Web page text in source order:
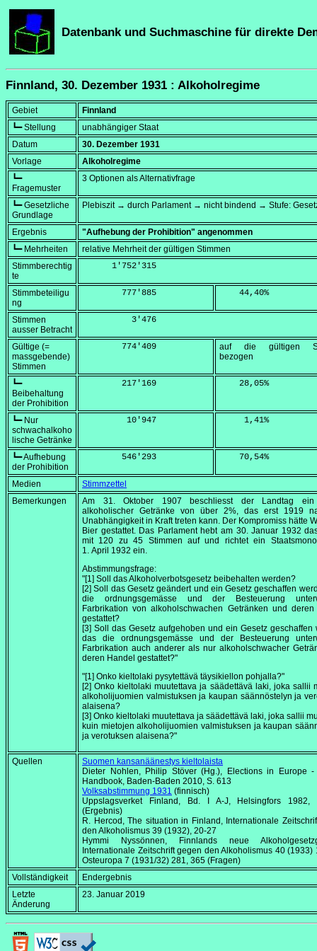
Datenbank und Suchmaschine für direkte
Finnland, 30. Dezember 1931 : Alkoholregime
Gebiet
Finnland
┗━ Stellung
unabhängiger Staat
Datum
30. Dezember 1931
Vorlage
Alkoholregime
┗━
Fragemuster
3 Optionen als Alternativfrage
┗━ Gesetzliche
Grundlage
Plebiszit → durch Parlament → nicht bindend → Stufe:
Ergebnis
"Aufhebung der Prohibition" angenommen
┗━ Mehrheiten
relative Mehrheit der gültigen Stimmen
Stimmberechtig
te
      1'752'315
Stimmbeteiligu
ng
        777'885
    44,40
%
Stimmen
ausser Betracht
          3'476
Gültige (=
massgebende)
Stimmen
        774'409
auf die gültigen
bezogen
┗━
Beibehaltung
der Prohibition
        217'169
    28,05
%
┗━ Nur
schwachalkoho
lische Getränke
         10'947
     1,41
%
┗━ Aufhebung
der Prohibition
        546'293
    70,54
%
Medien
Stimmzettel
Bemerkungen
Am 31. Oktober 1907 beschliesst der Landtag ein
alkoholischer Getränke von über 2%, das erst 1919
Unabhängigkeit in Kraft treten kann. Der Kompromiss hätte
Bier gestattet. Das Parlament hebt am 30. Januar 1932
mit 120 zu 45 Stimmen auf und richtet ein
1. April 1932 ein.
Abstimmungsfrage:
"[1] Soll das Alkoholverbotsgesetz beibehalten werden?
[2] Soll das Gesetz geändert und ein Gesetz geschaffen
die ordnungsgemässe und der Besteuerung
Farbrikation von alkoholschwachen Getränken und
gestattet?
[3] Soll das Gesetz aufgehoben und ein Gesetz geschaffen
das die ordnungsgemässe und der Besteuerung
Farbrikation auch anderer als nur alkoholschwacher
deren Handel gestattet?"
"[1] Onko kieltolaki pysytettävä täysikiellon pohjalla?"
[2] Onko kieltolaki muutettava ja säädettävä laki, joka sallii
alkoholijuomien valmistuksen ja kaupan säännöstelyn ja
alaisena?
[3] Onko kieltolaki muutettava ja säädettävä laki, joka sallii
kuin mietojen alkoholijuomien valmistuksen ja kaupan
ja verotuksen alaisena?"
Quellen
Suomen kansanäänestys kieltolaista
Dieter Nohlen, Philip Stöver (Hg.),
Elections in Europe
Handbook, Baden-Baden 2010, S. 613
Volksabstimmung 1931 (finnisch)
Uppslagsverket Finland , Bd. I A-J, Helsingfors 1982,
(Ergebnis)
R. Hercod, The situation in Finland , Internationale
den Alkoholismus 39 (1932), 20-27
Hymmi Nyssönnen, Finnlands neue
Internationale Zeitschrift gegen den Alkoholismus 40 (1933)
Osteuropa 7 (1931/32) 281, 365 (Fragen)
Vollständigkeit
Endergebnis
Letzte
Änderung
23. Januar 2019